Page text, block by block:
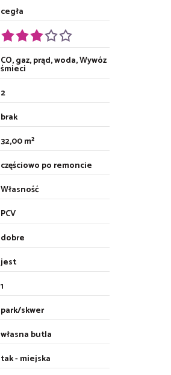
cegła
CO, gaz, prąd, woda, Wywóz
śmieci
2
brak
32,00 m²
częściowo po remoncie
Własność
PCV
dobre
jest
1
park/skwer
własna butla
tak - miejska